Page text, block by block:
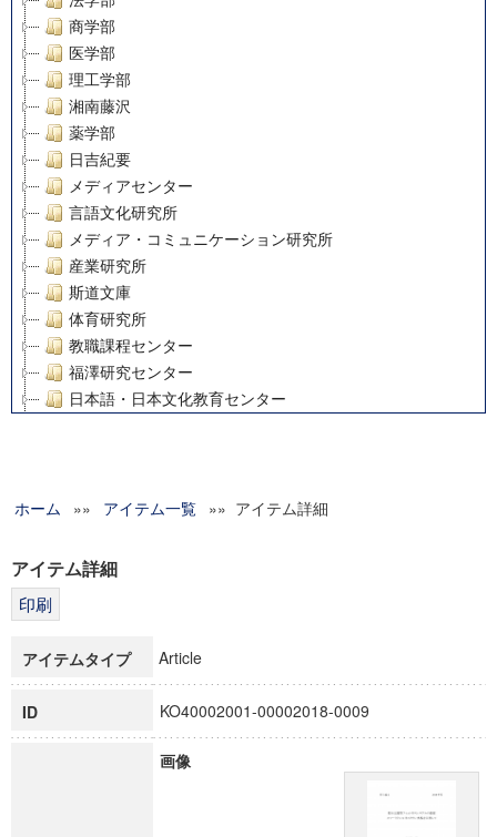
商学部
医学部
理工学部
湘南藤沢
薬学部
日吉紀要
メディアセンター
言語文化研究所
メディア・コミュニケーション研究所
産業研究所
斯道文庫
体育研究所
教職課程センター
福澤研究センター
日本語・日本文化教育センター
グローバルリサーチインスティテュート
科学研究費補助金研究成果報告書
博士課程教育リーディングプログラム「超成熟社会発展のサ
ホーム »» アイテム一覧 »» アイテム詳細
アイテム詳細
アイテムタイプ Article
ID KO40002001-00002018-0009
画像